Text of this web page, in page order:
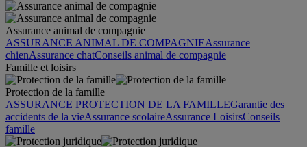
Assurance animal de compagnie
ASSURANCE ANIMAL DE COMPAGNIEAssurance
chienAssurance chatConseils animal de compagnie
Famille et loisirs
Protection de la famille
ASSURANCE PROTECTION DE LA FAMILLEGarantie des
accidents de la vieAssurance scolaireAssurance LoisirsConseils
famille